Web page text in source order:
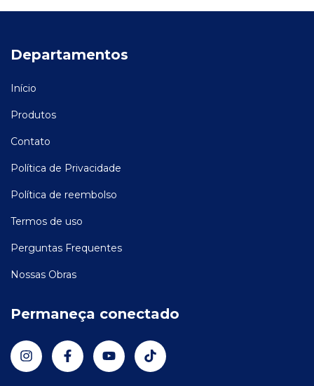
Departamentos
Início
Produtos
Contato
Política de Privacidade
Política de reembolso
Termos de uso
Perguntas Frequentes
Nossas Obras
Permaneça conectado